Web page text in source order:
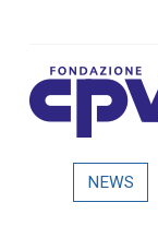
NEWS